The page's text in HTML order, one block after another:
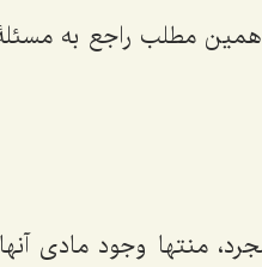
مطلب راجع به
منتها وجود مادی